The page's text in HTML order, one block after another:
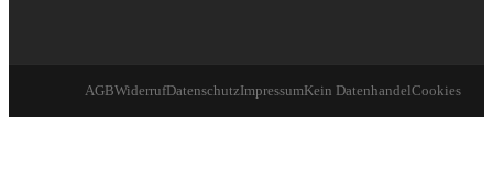
AGBWiderrufDatenschutzImpressumKein DatenhandelCookies